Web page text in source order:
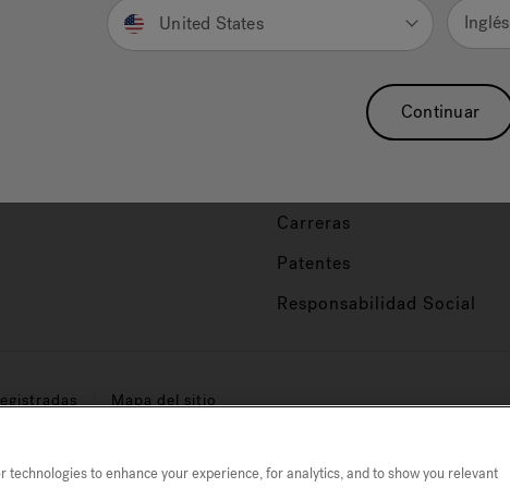
Propietarios Nuestra Marca
Hidroterapia
Asociaciones
Carreras
Patentes
Responsabilidad Social
Mapa del sitio
United States Inglés
Continuar
technologies to enhance your experience, for analytics, and to show you relevant